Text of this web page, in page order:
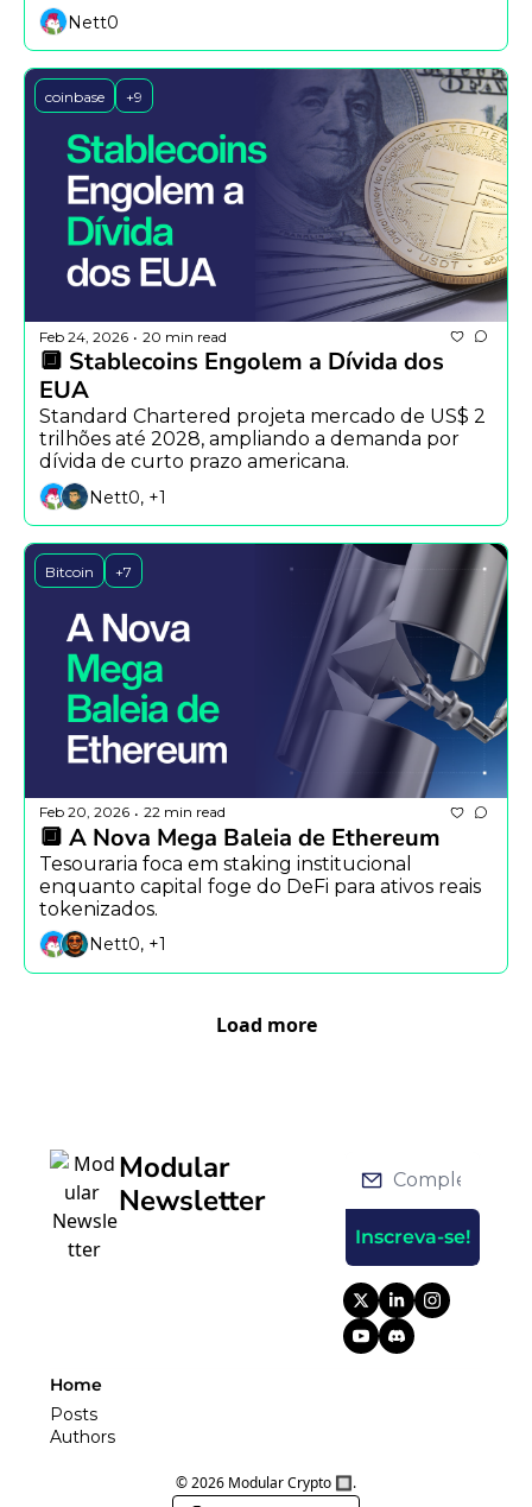
Nett0
coinbase +9
Feb 24, 2026 • 20 min read
🔲 Stablecoins Engolem a Dívida dos
EUA
Standard Chartered projeta mercado de US$ 2
trilhões até 2028, ampliando a demanda por
dívida de curto prazo americana.
Nett0, +1
Bitcoin +7
Feb 20, 2026 • 22 min read
🔲 A Nova Mega Baleia de Ethereum
Tesouraria foca em staking institucional
enquanto capital foge do DeFi para ativos reais
tokenizados.
Nett0, +1
Load more
Modular
Newsletter
Inscreva-se!
Home
Posts
Authors
© 2026 Modular Crypto 🔲.